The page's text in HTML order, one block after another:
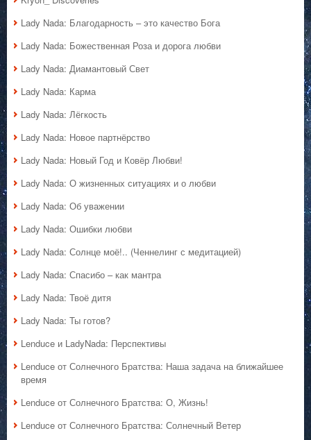
Lady Nada: Благодарность – это качество Бога
Lady Nada: Божественная Роза и дорога любви
Lady Nada: Диамантовый Свет
Lady Nada: Карма
Lady Nada: Лёгкость
Lady Nada: Новое партнёрство
Lady Nada: Новый Год и Ковёр Любви!
Lady Nada: О жизненных ситуациях и о любви
Lady Nada: Об уважении
Lady Nada: Ошибки любви
Lady Nada: Солнце моё!.. (Ченнелинг с медитацией)
Lady Nada: Спасибо – как мантра
Lady Nada: Твоё дитя
Lady Nada: Ты готов?
Lenduce и LadyNada: Перспективы
Lenduce от Солнечного Братства: Наша задача на ближайшее
время
Lenduce от Солнечного Братства: О, Жизнь!
Lenduce от Солнечного Братства: Солнечный Ветер